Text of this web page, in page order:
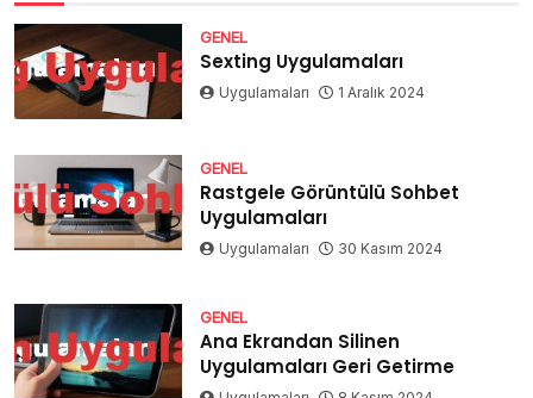
GENEL
Sexting Uygulamaları
Uygulamaları 1 Aralık 2024
GENEL
Rastgele Görüntülü Sohbet
Uygulamaları
Uygulamaları 30 Kasım 2024
GENEL
Ana Ekrandan Silinen
Uygulamaları Geri Getirme